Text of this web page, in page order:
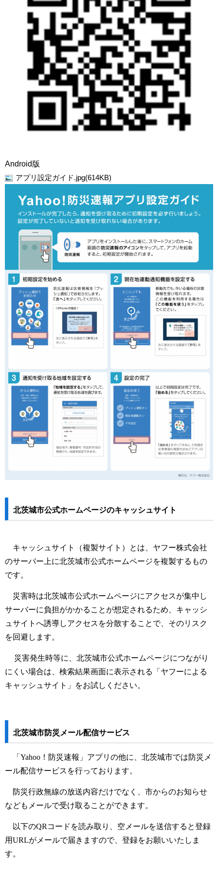
Android版
アプリ設定ガイド.jpg(614KB)
北茨城市公式ホームページのキャッシュサイト
キャッシュサイト（複製サイト）とは、ヤフー株式会社
のサーバー上に北茨城市公式ホームページを複製するもの
です。
災害時は北茨城市公式ホームページにアクセスが集中し
サーバーに負担がかかることが想定されるため、キャッシ
ュサイトへ誘導しアクセスを分散することで、そのリスク
を回避します。
災害発生時等に、北茨城市公式ホームページにつながり
にくい場合は、検索結果画面に表示される「ヤフーによる
キャッシュサイト」をお試しください。
北茨城市防災メール配信サービス
「Yahoo！防災速報」アプリの他に、北茨城市では防災メ
ール配信サービスを行っております。
防災行政無線の放送内容だけでなく、市からのお知らせ
などもメールで受け取ることができます。
以下のQRコードを読み取り、空メールを送信すると登録
用URLがメールで届きますので、登録をお願いいたしま
す。